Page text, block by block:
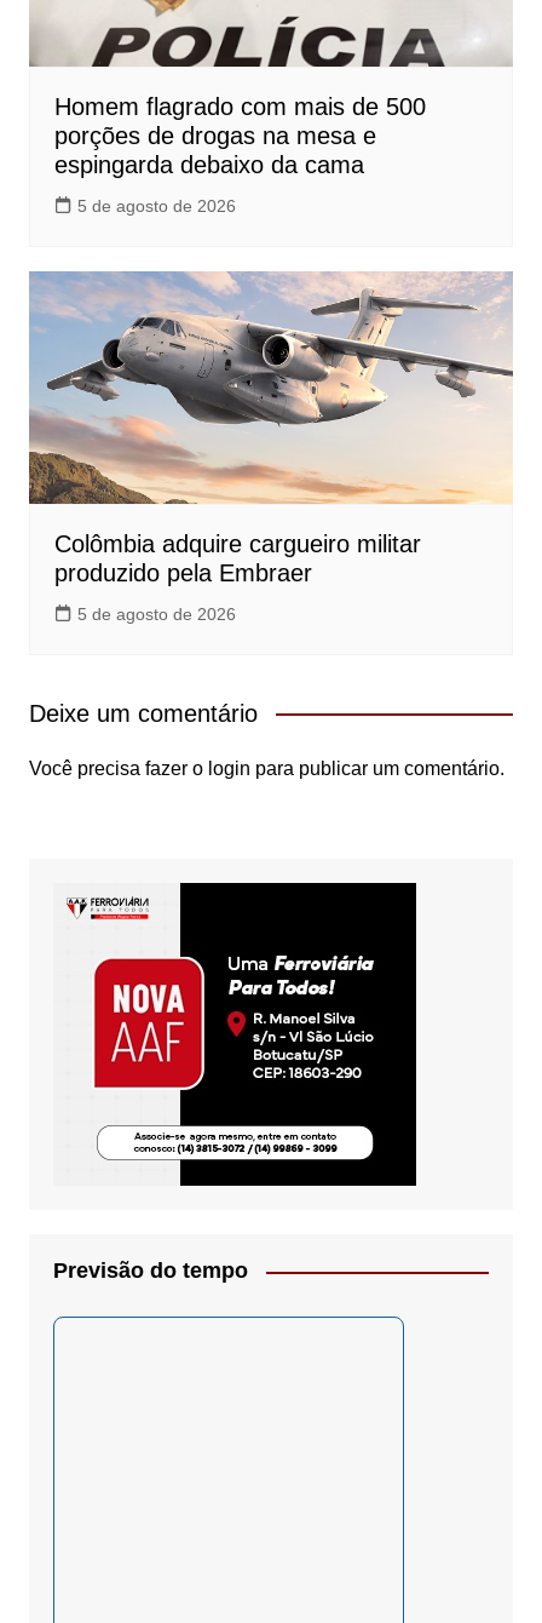
Homem flagrado com mais de 500
porções de drogas na mesa e
espingarda debaixo da cama
5 de agosto de 2026
Colômbia adquire cargueiro militar
produzido pela Embraer
5 de agosto de 2026
Deixe um comentário
Você precisa fazer o login para publicar um comentário.
Previsão do tempo